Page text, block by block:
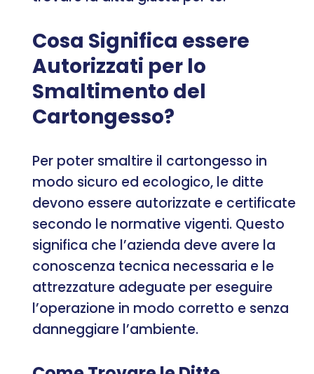
Cosa Significa essere
Autorizzati per lo
Smaltimento del
Cartongesso?
Per poter smaltire il cartongesso in
modo sicuro ed ecologico, le ditte
devono essere autorizzate e certificate
secondo le normative vigenti. Questo
significa che l’azienda deve avere la
conoscenza tecnica necessaria e le
attrezzature adeguate per eseguire
l’operazione in modo corretto e senza
danneggiare l’ambiente.